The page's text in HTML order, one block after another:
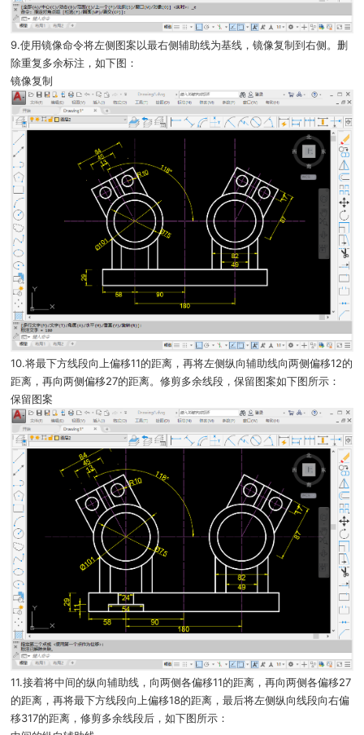
9.使用镜像命令将左侧图案以最右侧辅助线为基线，镜像复制到右侧。删
除重复多余标注，如下图：
镜像复制
10.将最下方线段向上偏移11的距离，再将左侧纵向辅助线向两侧偏移12的
距离，再向两侧偏移27的距离。修剪多余线段，保留图案如下图所示：
保留图案
11.接着将中间的纵向辅助线，向两侧各偏移11的距离，再向两侧各偏移27
的距离，再将最下方线段向上偏移18的距离，最后将左侧纵向线段向右偏
移317的距离，修剪多余线段后，如下图所示：